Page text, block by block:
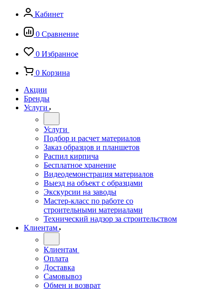
Кабинет
0 Сравнение
0 Избранное
0 Корзина
Акции
Бренды
Услуги
Услуги
Подбор и расчет материалов
Заказ образцов и планшетов
Распил кирпича
Бесплатное хранение
Видеодемонстрация материалов
Выезд на объект с образцами
Экскурсии на заводы
Мастер-класс по работе со
строительными материалами
Технический надзор за строительством
Клиентам
Клиентам
Оплата
Доставка
Самовывоз
Обмен и возврат